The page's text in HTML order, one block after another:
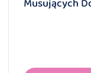
Musujących